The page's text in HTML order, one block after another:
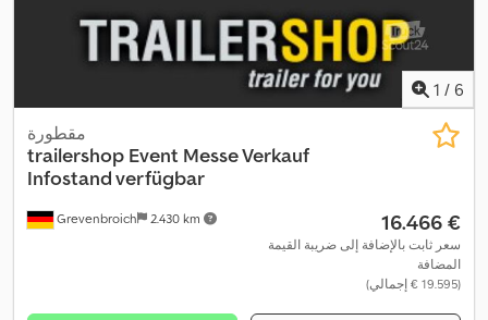
1 / 6
Grevenbroich 2.430 km
مقطورة
trailershop Event Messe Verkauf
Infostand verfügbar
‏16.466 €
سعر ثابت بالإضافة إلى ضريبة القيمة
المضافة
(‏19.595 € إجمالي)